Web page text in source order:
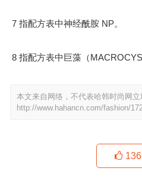
7 指配方表中神经酰胺 NP。
8 指配方表中巨藻（
本文来自网络，不代表哈韩时尚网立
http://www.hahancn.com/fashion/
136